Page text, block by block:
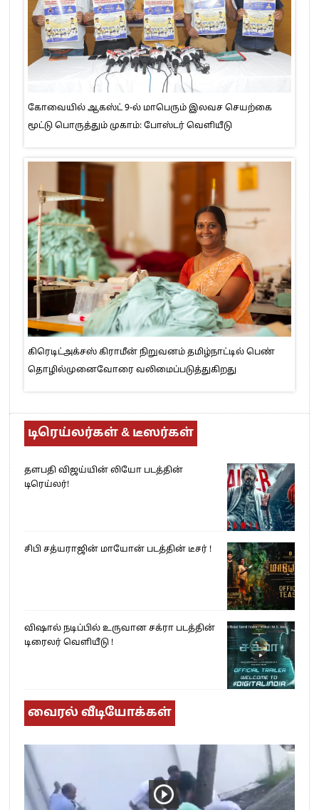
கோவையில் ஆகஸ்ட் 9-ல் மாபெரும் இலவச செயற்கை
மூட்டு பொருத்தும் முகாம்: போஸ்டர் வெளியீடு
கிரெடிட்அக்சஸ் கிராமீன் நிறுவனம் தமிழ்நாட்டில் பெண்
தொழில்முனைவோரை வலிமைப்படுத்துகிறது
டிரெய்லர்கள் & டீஸர்கள்
தளபதி விஜய்யின் லியோ படத்தின்
டிரெய்லர்!
சிபி சத்யராஜின் மாயோன் படத்தின் டீசர் !
விஷால் நடிப்பில் உருவான சக்ரா படத்தின்
டிரைலர் வெளியீடு !
வைரல் வீடியோக்கள்